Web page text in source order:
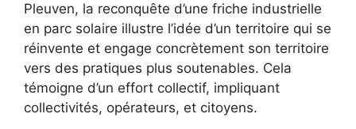
Pleuven, la reconquête d’une friche industrielle
en parc solaire illustre l’idée d’un territoire qui se
réinvente et engage concrètement son territoire
vers des pratiques plus soutenables. Cela
témoigne d’un effort collectif, impliquant
collectivités, opérateurs, et citoyens.